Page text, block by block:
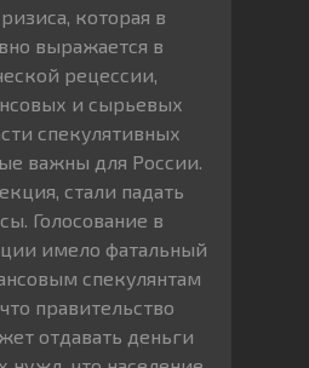
которая в
выражается в
рецессии,
и сырьевых
спекулятивных
важны для России.
стали падать
Голосование в
имело фатальный
спекулянтам
правительство
отдавать деньги